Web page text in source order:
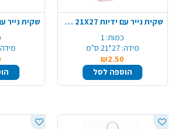
שקית נייר עם ידיות 21X27 ס"מ - סגול
כמות: 1
מידה: 27*21 ס"מ
₪2.50
הוספה לסל